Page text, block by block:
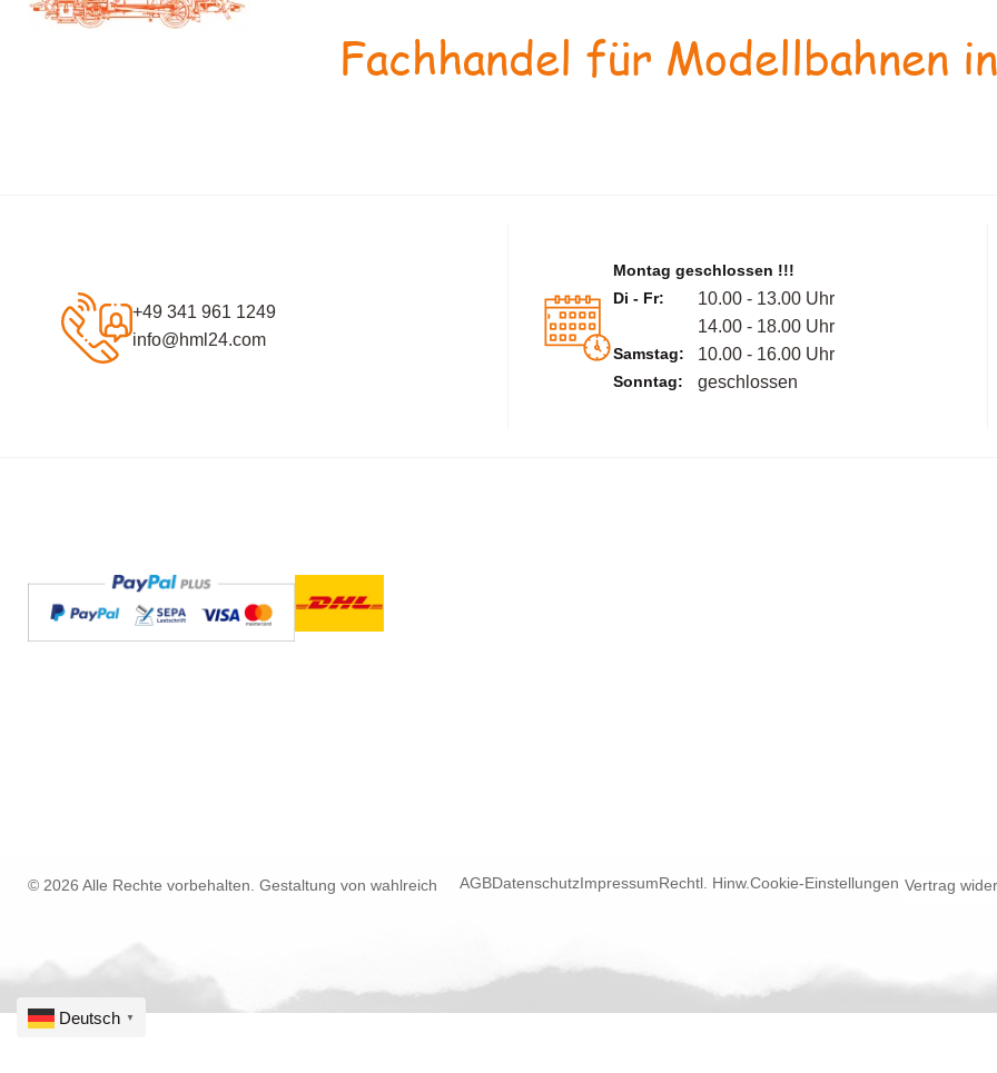
Fachhandel für Modellbahnen
+49 341 961 1249
info@hml24.com
Montag geschlossen !!!
Di - Fr:
10.00 - 13.00 Uhr
14.00 - 18.00 Uhr
Samstag: 10.00 - 16.00 Uhr
Sonntag: geschlossen
© 2026 Alle Rechte vorbehalten. Gestaltung von wahlreich AGBDatenschutzImpressumRechtl. Hinw.Cookie-Einstellungen Vertrag
Deutsch ▼